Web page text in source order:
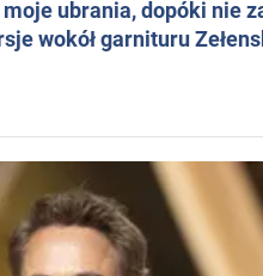
ubrania, dopóki nie
wokół garnituru